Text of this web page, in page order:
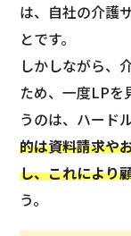
は、自社の介護
とです。
しかしながら、
ため、一度LPを
うのは、ハード
的は資料請求や
し、これにより
う。